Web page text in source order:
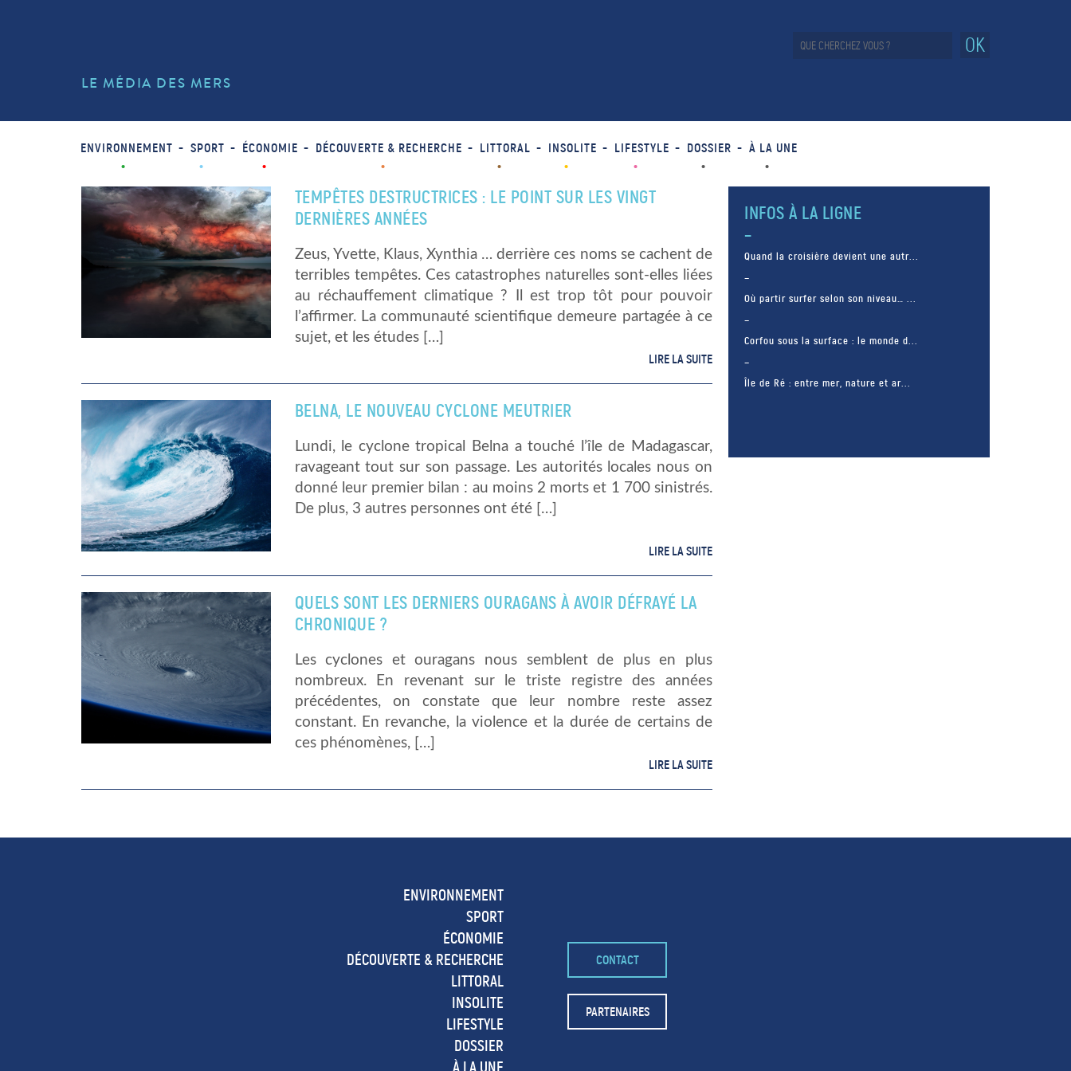
LE MÉDIA DES MERS
OK
ENVIRONNEMENT SPORT ÉCONOMIE DÉCOUVERTE & RECHERCHE LITTORAL INSOLITE LIFESTYLE DOSSIER À LA UNE
TEMPÊTES DESTRUCTRICES : LE POINT SUR LES VINGT
DERNIÈRES ANNÉES
Zeus, Yvette, Klaus, Xynthia … derrière ces noms se cachent de
terribles tempêtes. Ces catastrophes naturelles sont-elles liées
au réchauffement climatique ? Il est trop tôt pour pouvoir
l’affirmer. La communauté scientifique demeure partagée à ce
sujet, et les études […]
LIRE LA SUITE
BELNA, LE NOUVEAU CYCLONE MEUTRIER
Lundi, le cyclone tropical Belna a touché l’île de Madagascar,
ravageant tout sur son passage. Les autorités locales nous on
donné leur premier bilan : au moins 2 morts et 1 700 sinistrés.
De plus, 3 autres personnes ont été […]
LIRE LA SUITE
QUELS SONT LES DERNIERS OURAGANS À AVOIR DÉFRAYÉ LA
CHRONIQUE ?
Les cyclones et ouragans nous semblent de plus en plus
nombreux. En revenant sur le triste registre des années
précédentes, on constate que leur nombre reste assez
constant. En revanche, la violence et la durée de certains de
ces phénomènes, […]
LIRE LA SUITE
INFOS À LA LIGNE
Quand la croisière devient une autr...
Où partir surfer selon son niveau… ...
Corfou sous la surface : le monde d...
Île de Ré : entre mer, nature et ar...
ENVIRONNEMENT
SPORT
ÉCONOMIE
DÉCOUVERTE & RECHERCHE
LITTORAL
INSOLITE
LIFESTYLE
DOSSIER
CONTACT
PARTENAIRES